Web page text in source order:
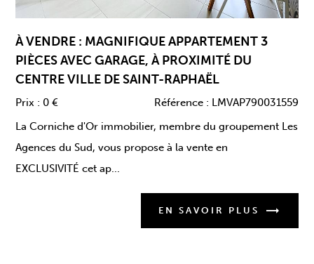
Exclusivité
À VENDRE : MAGNIFIQUE APPARTEMENT 3
PIÈCES AVEC GARAGE, À PROXIMITÉ DU
CENTRE VILLE DE SAINT-RAPHAËL
Prix : 0 € Référence : LMVAP790031559
La Corniche d'Or immobilier, membre du groupement Les
Agences du Sud, vous propose à la vente en
EXCLUSIVITÉ cet ap...
EN SAVOIR PLUS